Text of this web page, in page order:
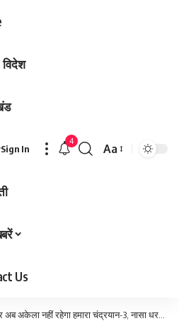
विदेश
Us
Sign In
4
Font
Aa
नहीं रहेगा हमारा चंद्रयान-3, नासा धरती से भेज रहा ‘दोस्त’; ये है पूरा प्लान…